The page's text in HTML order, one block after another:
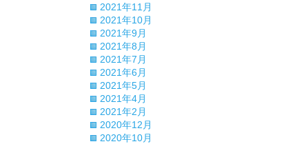
2021年11月
2021年10月
2021年9月
2021年8月
2021年7月
2021年6月
2021年5月
2021年4月
2021年2月
2020年12月
2020年10月